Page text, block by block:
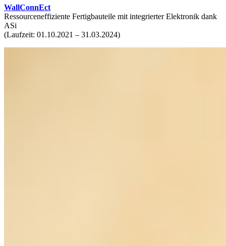
WallConnEct
Ressourceneffiziente Fertigbauteile mit integrierter Elektronik dank
ASi
(Laufzeit: 01.10.2021 – 31.03.2024)